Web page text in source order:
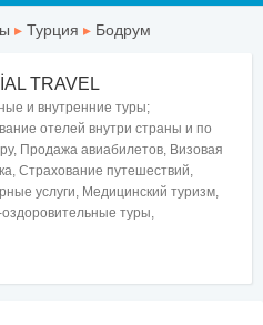
▸ Турция ▸ Бодрум
TRAVEL
и внутренние туры;
отелей внутри страны и по
Продажа авиабилетов, Визовая
Страхование путешествий,
услуги, Медицинский туризм,
туры,
консультации по туризму